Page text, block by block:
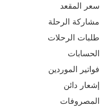
سعر المقعد
مشاركة الرحلة
طلبات الرحلات
الحسابات
فواتير الموردين
إشعار دائن
المصروفات